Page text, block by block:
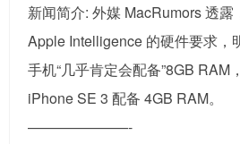
新闻简介: 外媒 MacRumors 透露
Apple Intelligence 的硬件要求，
手机“几乎肯定会配备”8GB RAM
iPhone SE 3 配备 4GB RAM。
———————-